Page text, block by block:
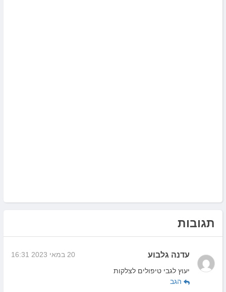
תגובות
עדנה גלבוע
20 במאי 2023 16:31
יעוץ לגבי טיפולים לצלקות
הגב